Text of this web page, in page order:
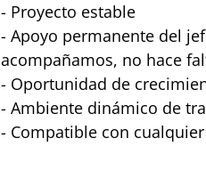
- Proyecto estable
- Apoyo permanente del
acompañamos, no hace
- Oportunidad de
- Ambiente dinámico de
- Compatible con